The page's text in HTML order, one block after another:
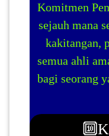
Komitmen
sejauh mana
kakitangan,
semua ahli
bagi seorang